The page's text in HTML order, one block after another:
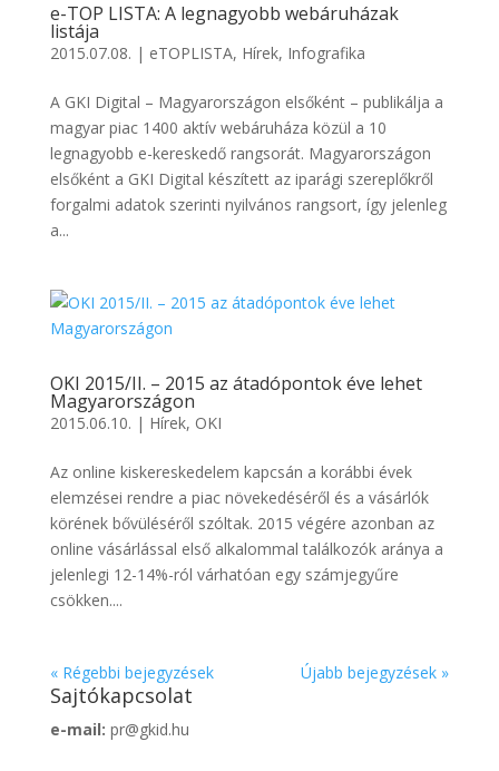
e-TOP LISTA: A legnagyobb webáruházak
listája
2015.07.08. | eTOPLISTA, Hírek, Infografika
A GKI Digital – Magyarországon elsőként – publikálja a
magyar piac 1400 aktív webáruháza közül a 10
legnagyobb e-kereskedő rangsorát. Magyarországon
elsőként a GKI Digital készített az iparági szereplőkről
forgalmi adatok szerinti nyilvános rangsort, így jelenleg
a...
OKI 2015/II. – 2015 az átadópontok éve lehet
Magyarországon
2015.06.10. | Hírek, OKI
Az online kiskereskedelem kapcsán a korábbi évek
elemzései rendre a piac növekedéséről és a vásárlók
körének bővüléséről szóltak. 2015 végére azonban az
online vásárlással első alkalommal találkozók aránya a
jelenlegi 12-14%-ról várhatóan egy számjegyűre
csökken....
« Régebbi bejegyzések Újabb bejegyzések »
Sajtókapcsolat
e-mail: pr@gkid.hu